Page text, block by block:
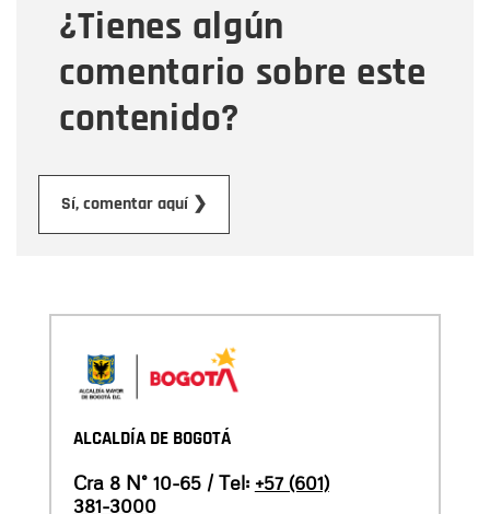
¿Tienes algún
comentario sobre este
contenido?
Sí, comentar aquí ❯
Mensaje
ALCALDÍA DE BOGOTÁ
Cra 8 N° 10-65 / Tel: +57 (601)
381-3000